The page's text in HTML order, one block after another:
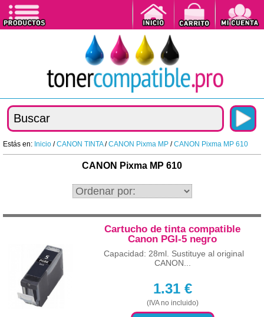
Estás en: Inicio /CANON TINTA/CANON Pixma MP /CANON Pixma MP 610
CANON Pixma MP 610
Cartucho de tinta compatible
Canon PGI-5 negro
Capacidad: 28ml. Sustituye al original
CANON...
1.31€
(IVA no incluido)